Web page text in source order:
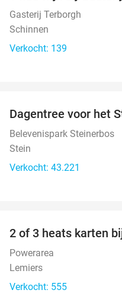
Gasterij Terborgh
Schinnen
Verkocht: 139
Dagentree voor het
Belevenispark Steinerbos
Stein
Verkocht: 43.221
2 of 3 heats karten
Powerarea
Lemiers
Verkocht: 555